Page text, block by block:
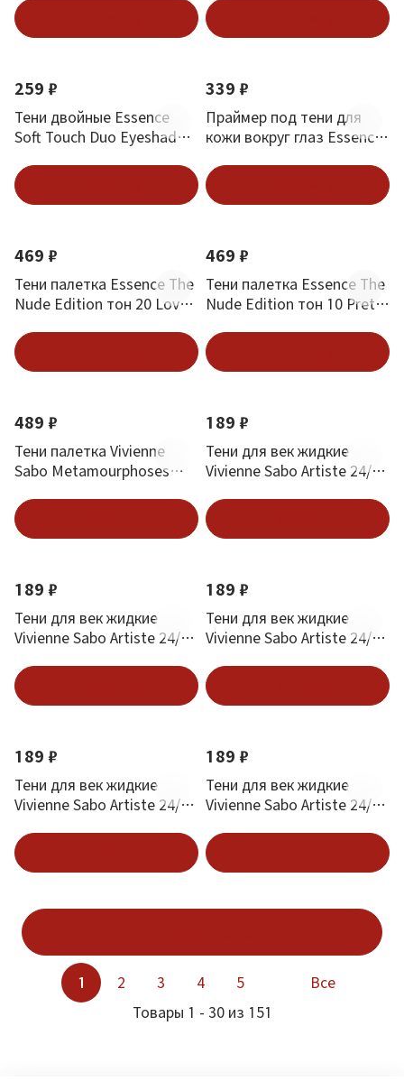
Новинка
259 ₽
Тени двойные Essence
Soft Touch Duo Eyeshadow
Новинка
339 ₽
Праймер под тени для
кожи вокруг глаз Essence
Новинка
469 ₽
Тени палетка Essence The
Nude Edition тон 20 Lovely
Новинка
469 ₽
Тени палетка Essence The
Nude Edition тон 10 Pretty
Новинка
489 ₽
Тени палетка Vivienne
Sabo Metamourphoses
Новинка
189 ₽
Тени для век жидкие
Vivienne Sabo Artiste 24/7
Новинка
189 ₽
Тени для век жидкие
Vivienne Sabo Artiste 24/7
Новинка
189 ₽
Тени для век жидкие
Vivienne Sabo Artiste 24/7
Новинка
189 ₽
Тени для век жидкие
Vivienne Sabo Artiste 24/7
Новинка
189 ₽
Тени для век жидкие
Vivienne Sabo Artiste 24/7
1 2 3 4 5
Все
Товары 1 - 30 из 151